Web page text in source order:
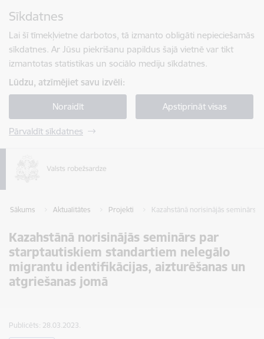
Sīkdatnes
Lai šī tīmekļvietne darbotos, tā izmanto obligāti nepieciešamās
sīkdatnes. Ar Jūsu piekrišanu papildus šajā vietnē var tikt
izmantotas statistikas un sociālo mediju sīkdatnes.
Lūdzu, atzīmējiet savu izvēli:
Noraidīt Apstiprināt visas
Pārvaldīt sīkdatnes
Sākums Aktualitātes Projekti Kazahstānā norisinājās seminārs
Kazahstānā norisinājās seminārs par
starptautiskiem standartiem nelegālo
migrantu identifikācijas, aizturēšanas un
atgriešanas jomā
Publicēts: 28.03.2023.